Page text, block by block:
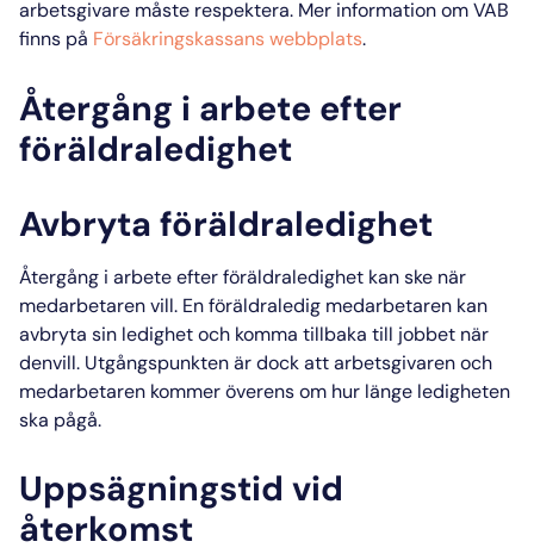
arbetsgivare måste respektera. Mer information omVAB
finns på Försäkringskassans webbplats.
Återgång i arbete efter
föräldraledighet
Avbryta föräldraledighet
Återgång i arbete efter föräldraledighet kan ske när
medarbetaren vill. En föräldraledig medarbetaren kan
avbryta sin ledighet och komma tillbaka till jobbet när
denvill. Utgångspunkten är dock attarbetsgivarenoch
medarbetaren kommer överens om hur länge ledigheten
ska pågå.
Uppsägningstid vid
återkomst